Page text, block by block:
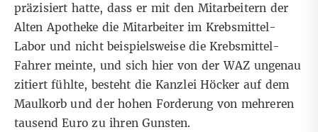
präzisiert hatte, dass er mit den Mitarbeitern der
Alten Apotheke die Mitarbeiter im Krebsmittel-
Labor und nicht beispielsweise die Krebsmittel-
Fahrer meinte, und sich hier von der WAZ ungenau
zitiert fühlte, besteht die Kanzlei Höcker auf dem
Maulkorb und der hohen Forderung von mehreren
tausend Euro zu ihren Gunsten.